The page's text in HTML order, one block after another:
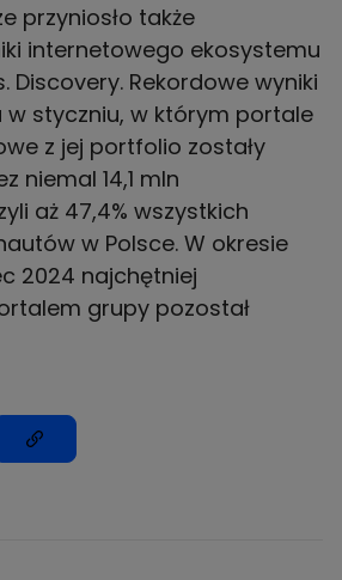
przyniosło także
internetowego ekosystemu
Discovery. Rekordowe wyniki
w styczniu, w którym portale
z jej portfolio zostały
niemal 14,1 mln
aż 47,4% wszystkich
w Polsce. W okresie
2024 najchętniej
grupy pozostał